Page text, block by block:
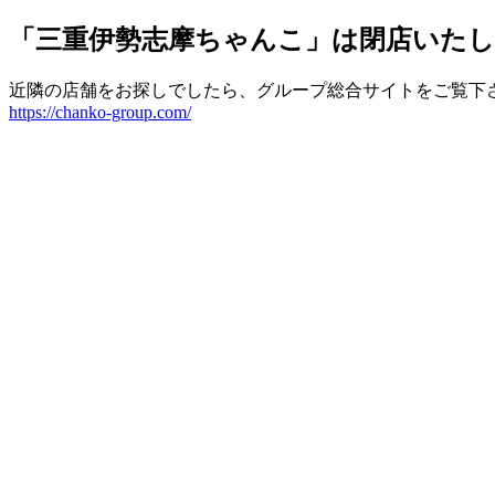
「三重伊勢志摩ちゃんこ」は閉店いたし
近隣の店舗をお探しでしたら、グループ総合サイトをご覧下
https://chanko-group.com/